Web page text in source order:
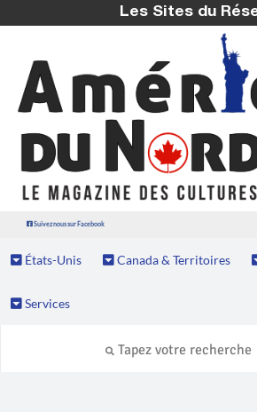
Les Sites du
Suivez nous sur Facebook
États-Unis Canada & Territoires
Services